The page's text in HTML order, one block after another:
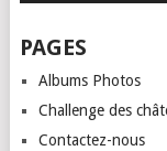
PAGES
Albums Photos
Challenge des
Contactez-nous